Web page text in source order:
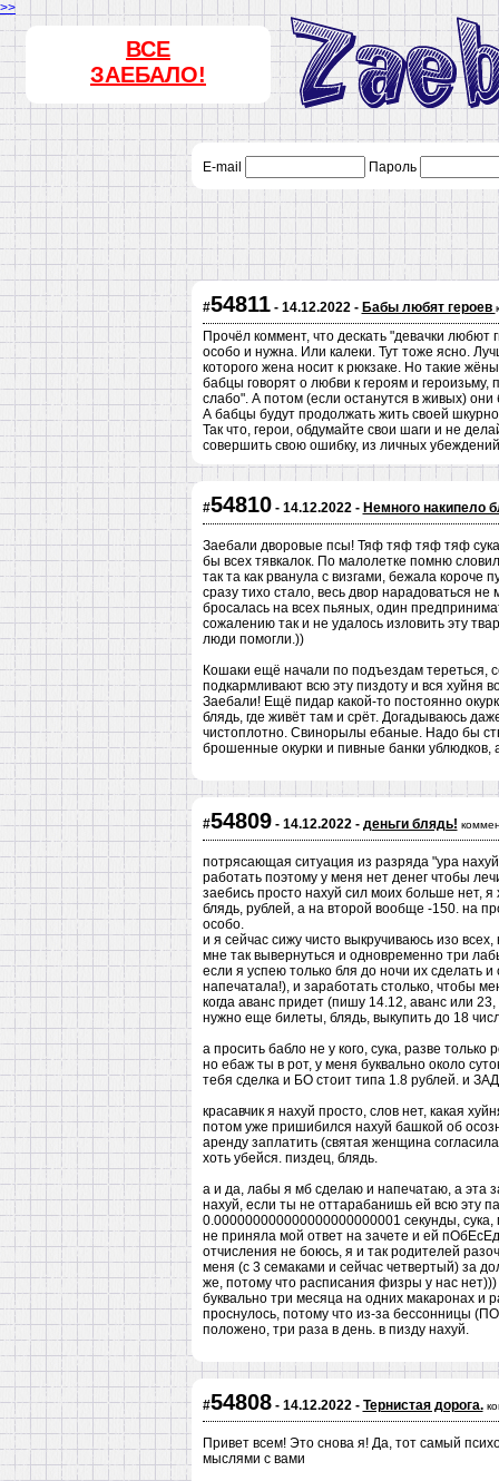
>>
ВСЕ
ЗАЕБАЛО!
E-mail Пароль
#54811- 14.12.2022 - Бабы любят героев
Прочёл коммент, что дескать "девачки
особо и нужна. Или калеки. Тут тоже ясно.
которого жена носит к рюкзаке. Но такие
бабцы говорят о любви к героям и
слабо". А потом (если останутся в живых) они
А бабцы будут продолжать жить своей
Так что, герои, обдумайте свои шаги и не
совершить свою ошибку, из личных
#54810- 14.12.2022 - Немного накипело
Заебали дворовые псы! Тяф тяф тяф тяф
бы всех тявкалок. По малолетке помню
так та как рванула с визгами, бежала
сразу тихо стало, весь двор нарадоваться не
бросалась на всех пьяных, один
сожалению так и не удалось изловить эту
люди помогли.))
Кошаки ещё начали по подъездам тереться,
подкармливают всю эту пиздоту и вся хуйня
Заебали! Ещё пидар какой-то постоянно
блядь, где живёт там и срёт. Догадываюсь
чистоплотно. Свинорылы ебаные. Надо бы
брошенные окурки и пивные банки
#54809- 14.12.2022 - деньги блядь!
потрясающая ситуация из разряда "ура
работать поэтому у меня нет денег чтобы
заебись просто нахуй сил моих больше нет, я
блядь, рублей, а на второй вообще -150. на
особо.
и я сейчас сижу чисто выкручиваюсь изо
мне так вывернуться и одновременно три
если я успею только бля до ночи их сделать
напечатала!), и заработать столько, чтобы
когда аванс придет (пишу 14.12, аванс или
нужно еще билеты, блядь, выкупить до 18
а просить бабло не у кого, сука, разве
но ебаж ты в рот, у меня буквально около
тебя сделка и БО стоит типа 1.8 рублей.
красавчик я нахуй просто, слов нет, какая
потом уже пришибился нахуй башкой об
аренду заплатить (святая женщина
хоть убейся. пиздец, блядь.
а и да, лабы я мб сделаю и напечатаю, а эта
нахуй, если ты не оттарабанишь ей всю эту
0.000000000000000000000001 секунды,
не приняла мой ответ на зачете и ей
отчисления не боюсь, я и так родителей
меня (с 3 семаками и сейчас четвертый) за
же, потому что расписания физры у нас
буквально три месяца на одних макаронах и
проснулось, потому что из-за бессонницы
положено, три раза в день. в пизду нахуй.
#54808- 14.12.2022 - Тернистая дорога.
Привет всем! Это снова я! Да, тот самый
мыслями с вами